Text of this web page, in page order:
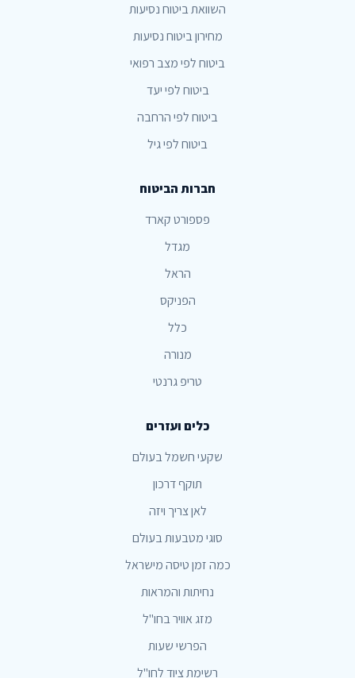
השוואת ביטוח נסיעות
מחירון ביטוח נסיעות
ביטוח לפי מצב רפואי
ביטוח לפי יעד
ביטוח לפי הרחבה
ביטוח לפי גיל
חברות הביטוח
פספורט קארד
מגדל
הראל
הפניקס
כלל
מנורה
טריפ גרנטי
כלים ועזרים
שקעי חשמל בעולם
תוקף דרכון
לאן צריך ויזה
סוגי מטבעות בעולם
כמה זמן טיסה מישראל
נחיתות והמראות
מזג אוויר בחו"ל
הפרשי שעות
רשימת ציוד לחו"ל